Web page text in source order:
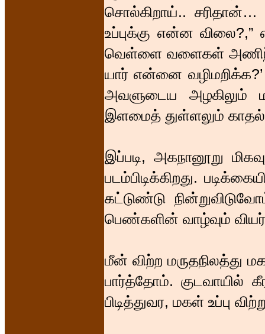
சொல்கிறாய்.. சரிதான்…
உப்புக்கு என்ன
வெள்ளை வளைகள்
யார் என்னை
அவளுடைய அழகிலும்
இளமைத் துள்ளலும் காதல்
இப்படி, அகநானூறு
படம்பிடிக்கிறது.
கட்டுண்டு
பெண்களின் வாழ்வும்
மீன் விற்ற மருதநிலத்து
பார்த்தோம். குடவாயில்
பிடித்துவர, மகள் உப்பு